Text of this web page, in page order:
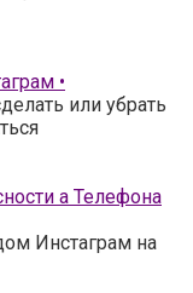
•
или убрать
а Телефона
Инстаграм на